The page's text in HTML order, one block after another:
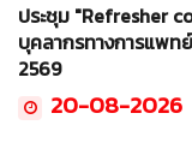
ประชุม "Refresher
บุคลากรทางการแพท
2569
20-08-2026